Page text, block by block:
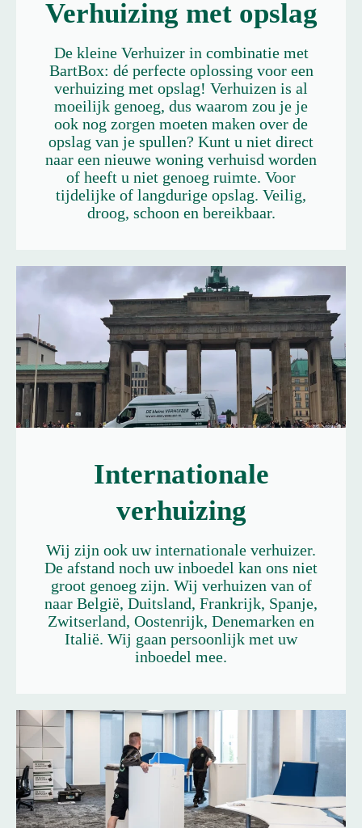
Verhuizing met opslag
De kleine Verhuizer in combinatie met
BartBox: dé perfecte oplossing voor een
verhuizing met opslag! Verhuizen is al
moeilijk genoeg, dus waarom zou je je
ook nog zorgen moeten maken over de
opslag van je spullen? Kunt u niet direct
naar een nieuwe woning verhuisd worden
of heeft u niet genoeg ruimte. Voor
tijdelijke of langdurige opslag. Veilig,
droog, schoon en bereikbaar.
Internationale
verhuizing
Wij zijn ook uw internationale verhuizer.
De afstand noch uw inboedel kan ons niet
groot genoeg zijn. Wij verhuizen van of
naar België, Duitsland, Frankrijk, Spanje,
Zwitserland, Oostenrijk, Denemarken en
Italië. Wij gaan persoonlijk met uw
inboedel mee.